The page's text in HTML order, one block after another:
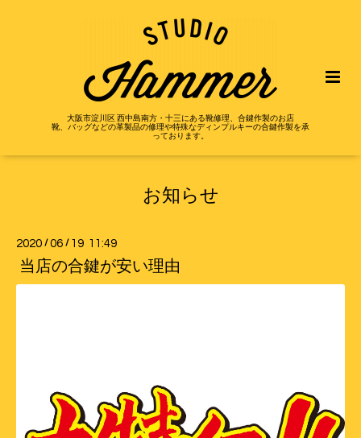
大阪市淀川区 西中島南方・十三にある靴修理、合鍵作製のお店
靴、バッグなどの革製品の修理や特殊なディンプルキーの合鍵作製を承
っております。
お知らせ
2020 /06 / 19 11:49
当店の合鍵が安い理由